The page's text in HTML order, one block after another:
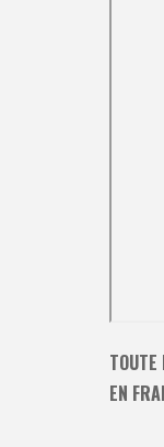
TOUTE
EN